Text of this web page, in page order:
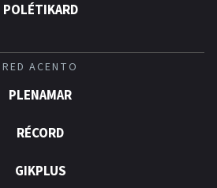
POLÉTIKARD
RED ACENTO
PLENAMAR
RÉCORD
GIKPLUS